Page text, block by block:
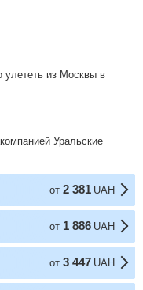
улететь из Москвы в
Уральские
от 2 381 UAH
от 1 886 UAH
от 3 447 UAH